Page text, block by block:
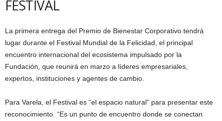
FESTIVAL
La primera entrega del Premio de Bienestar Corporativo tendrá
lugar durante el Festival Mundial de la Felicidad, el principal
encuentro internacional del ecosistema impulsado por la
Fundación, que reunirá en marzo a líderes empresariales,
expertos, instituciones y agentes de cambio.
Para Varela, el Festival es “el espacio natural” para presentar este
reconocimiento. “Es un punto de encuentro donde se conectan